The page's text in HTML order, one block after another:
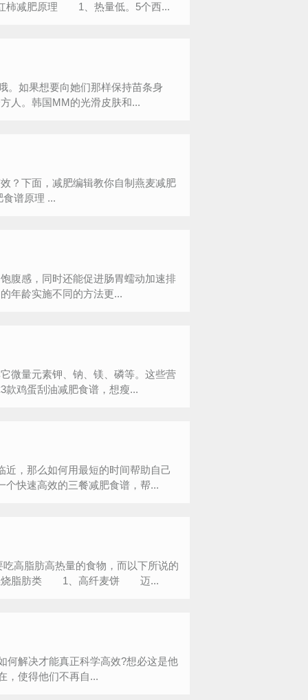
柿减肥原理 1、热量低。5个西...
。如果想要向她们那样保持苗条身
人。韩国MM的光滑皮肤和...
？下面，减肥编辑教你自制燕麦减肥
食谱，简单又方便。每天吃燕麦减肥餐轻松享瘦。 燕麦减肥食谱原理 ...
腹感，同时还能促进肠胃蠕动加速排
年龄实施不同的方法更...
量元素钾、钠、镁、磷等。这些营
款鸡蛋刮油减肥食谱，想瘦...
，那么如何用最短的时间帮助自己
个快速高效的三餐减肥食谱，帮...
脂肪高热量的食物，而以下所说的
燃烧脂肪类 1、高纤麦饼 迈...
何解决才能真正科学高效?想必这是他
，使得他们不再自...